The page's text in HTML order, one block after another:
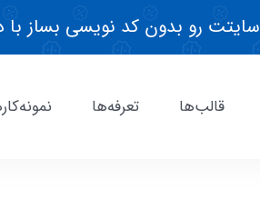
سایتت رو بدون کد نویسی بساز با
قالب‌ها تعرفه‌ها